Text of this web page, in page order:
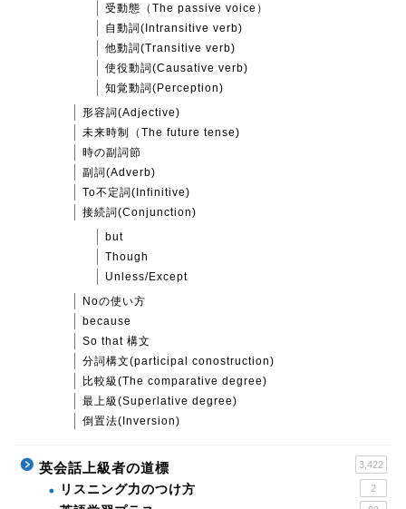
受動態（The passive voice）
自動詞(Intransitive verb)
他動詞(Transitive verb)
使役動詞(Causative verb)
知覚動詞(Perception)
形容詞(Adjective)
未来時制（The future tense)
時の副詞節
副詞(Adverb)
To不定詞(Infinitive)
接続詞(Conjunction)
but
Though
Unless/Except
Noの使い方
because
So that 構文
分詞構文(participal conostruction)
比較級(The comparative degree)
最上級(Superlative degree)
倒置法(Inversion)
英会話上級者の道標 3,422
リスニング力のつけ方 2